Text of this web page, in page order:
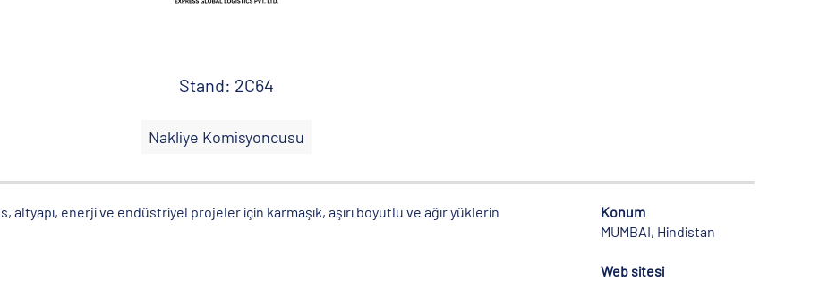
Stand: 2C64
Nakliye Komisyoncusu
altyapı, enerji ve endüstriyel projeler için karmaşık, aşırı boyutlu ve ağır yüklerin
Konum
MUMBAI, Hindistan
Web sitesi